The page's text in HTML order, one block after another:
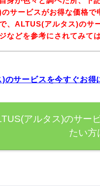
のサービスがお得な価格
、ALTUS(アルタス)のサ
などを参考にされてみて
のサービスを今すぐお得
アルタス)のサー
たい方